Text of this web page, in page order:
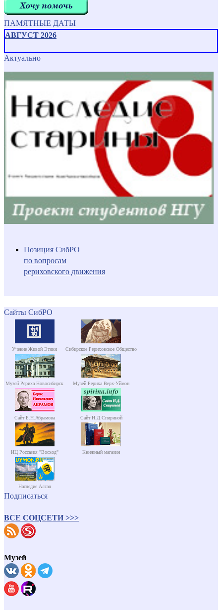
ПАМЯТНЫЕ ДАТЫ
АВГУСТ 2026
Актуально
Позиция СибРО
по вопросам
рериховского движения
Сайты СибРО
Учение Живой Этики Сибирское Рериховское Общество
Музей Рериха Новосибирск Музей Рериха Верх-Уймон
Сайт Б.Н.Абрамова Сайт Н.Д.Спириной
ИЦ Россазия "Восход" Книжный магазин
Наследие Алтая
Подписаться
ВСЕ СОЦСЕТИ >>>
Музей